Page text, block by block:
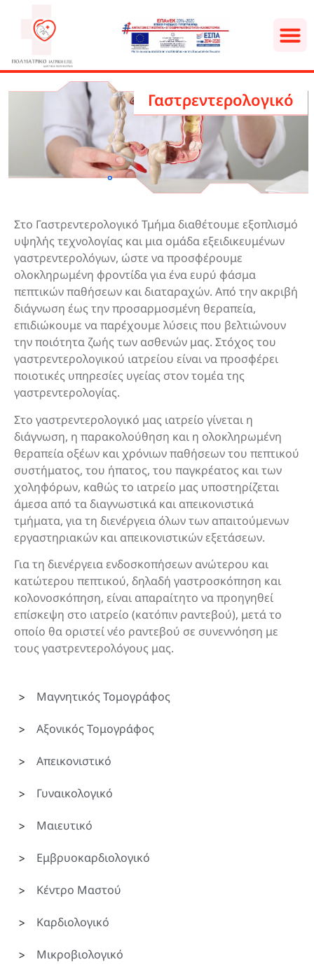
Γαστρεντερολογικό
Μαγνητικός Τομογράφος
Αξονικός Τομογράφος
Απεικονιστικό
Γυναικολογικό
Μαιευτικό
Εμβρυοκαρδιολογικό
Κέντρο Μαστού
Καρδιολογικό
Μικροβιολογικό
Στο Γαστρεντερολογικό Τμήμα διαθέτουμε εξοπλισμό
υψηλής τεχνολογίας και μια ομάδα εξειδικευμένων
γαστρεντερολόγων, ώστε να προσφέρουμε
ολοκληρωμένη φροντίδα για ένα ευρύ φάσμα
πεπτικών παθήσεων και διαταραχών. Από την ακριβή
διάγνωση έως την προσαρμοσμένη θεραπεία,
επιδιώκουμε να παρέχουμε λύσεις που βελτιώνουν
την ποιότητα ζωής των ασθενών μας. Στόχος του
γαστρεντερολογικού ιατρείου είναι να προσφέρει
ποιοτικές υπηρεσίες υγείας στον τομέα της
γαστρεντερολογίας.
Στο γαστρεντερολογικό μας ιατρείο γίνεται η
διάγνωση, η παρακολούθηση και η ολοκληρωμένη
θεραπεία οξέων και χρόνιων παθήσεων του πεπτικού
συστήματος, του ήπατος, του παγκρέατος και των
χοληφόρων, καθώς το ιατρείο μας υποστηρίζεται
άμεσα από τα διαγνωστικά και απεικονιστικά
τμήματα, για τη διενέργεια όλων των απαιτούμενων
εργαστηριακών και απεικονιστικών εξετάσεων.
Για τη διενέργεια ενδοσκοπήσεων ανώτερου και
κατώτερου πεπτικού, δηλαδή γαστροσκόπηση και
κολονοσκόπηση, είναι απαραίτητο να προηγηθεί
επίσκεψη στο ιατρείο (κατόπιν ραντεβού), μετά το
οποίο θα οριστεί νέο ραντεβού σε συνεννόηση με
τους γαστρεντερολόγους μας.